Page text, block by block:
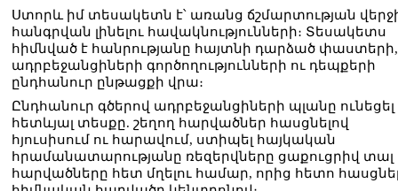
Ստորև իմ տեսակետն է՝ առանց ճշմարտության
հանգրվան լինելու հավակնությունների։ Տեսակետս
հիմնված է հանրությանը հայտնի դարձած փաստերի,
ադրբեջանցիների գործողությունների ու դեպքերի
ընդհանուր ընթացքի վրա։
Ընդհանուր գծերով ադրբեջանցիների պլանը ունեցել
հետևյալ տեսքը. շեղող հարվածներ հասցնելով
հյուսիսում ու հարավում, ստիպել հայկական
հրամանատարությանը ռեզերվները ցաքուցրիվ տալ
հարվածները հետ մղելու համար, որից հետո